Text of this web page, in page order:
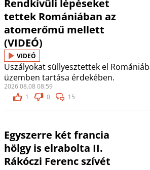
Rendkívüli lépéseket
tettek Romániában az
atomerőmű mellett
(VIDEÓ)
VIDEÓ
Uszályokat süllyesztettek el
üzemben tartása érdekében.
2026.08.08 08:59
1
0 15
Egyszerre két francia
hölgy is elrabolta II.
Rákóczi Ferenc szívét